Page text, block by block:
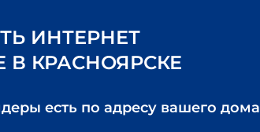
ИНТЕРНЕТ
В КРАСНОЯРСКЕ
есть по адресу вашего дома